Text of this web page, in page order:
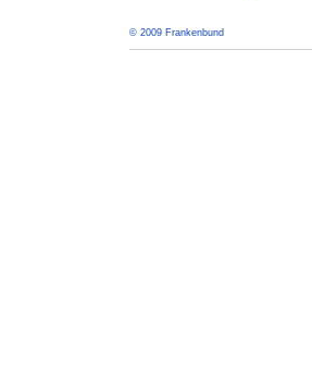
© 2009 Frankenbund